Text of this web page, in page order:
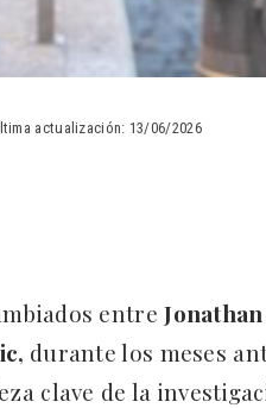
actualización: 13/06/2026
entre
durante los meses
clave de la